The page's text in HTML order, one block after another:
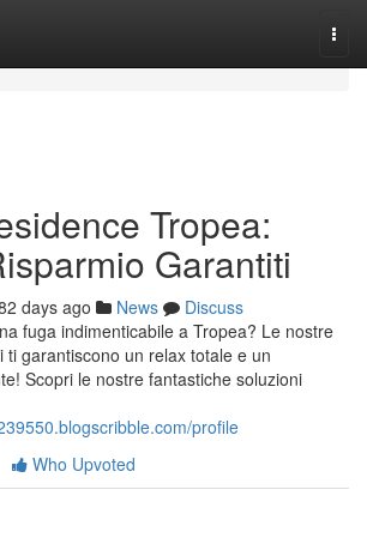
Tropea:
Garantiti
days ago News
Discuss
fuga indimenticabile a Tropea? Le nostre
ti garantiscono un relax totale e un
Scopri le nostre fantastiche soluzioni
profile
Who Upvoted